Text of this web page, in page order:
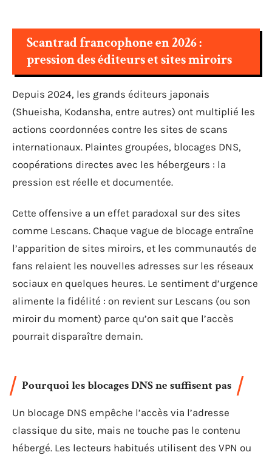
Scantrad francophone en 2026 :
pression des éditeurs et sites miroirs
Depuis 2024, les grands éditeurs japonais
(Shueisha, Kodansha, entre autres) ont multiplié les
actions coordonnées contre les sites de scans
internationaux. Plaintes groupées, blocages DNS,
coopérations directes avec les hébergeurs : la
pression est réelle et documentée.
Cette offensive a un effet paradoxal sur des sites
comme Lescans. Chaque vague de blocage entraîne
l’apparition de sites miroirs, et les communautés de
fans relaient les nouvelles adresses sur les réseaux
sociaux en quelques heures. Le sentiment d’urgence
alimente la fidélité : on revient sur Lescans (ou son
miroir du moment) parce qu’on sait que l’accès
pourrait disparaître demain.
Pourquoi les blocages DNS ne suffisent pas
Un blocage DNS empêche l’accès via l’adresse
classique du site, mais ne touche pas le contenu
hébergé. Les lecteurs habitués utilisent des VPN ou